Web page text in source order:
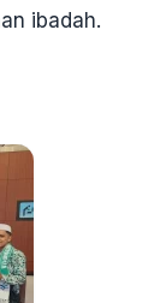
ibadah.